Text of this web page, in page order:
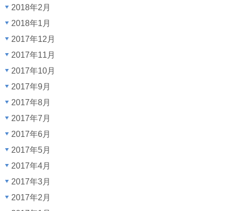
2018年2月
2018年1月
2017年12月
2017年11月
2017年10月
2017年9月
2017年8月
2017年7月
2017年6月
2017年5月
2017年4月
2017年3月
2017年2月